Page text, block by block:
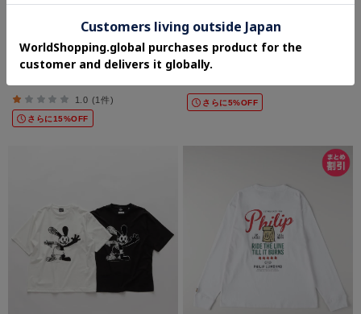
TAKEO KIKUCHI
ハイゲージ モックネックＴシャツ
¥7,700
1.0 (1件)
さらに15%OFF
tk.TAKEO KIKUCHI
バックラインカットソー
¥3,465
さらに5%OFF